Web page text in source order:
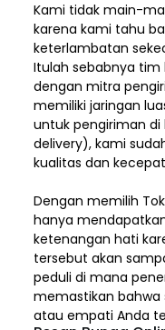
Kami tidak main-
karena kami tahu
keterlambatan
Itulah sebabnya tim
dengan mitra
memiliki jaringan
untuk pengiriman
delivery), kami
kualitas dan
Dengan memilih
hanya
ketenangan hati
tersebut akan
peduli di mana
memastikan bahwa
atau empati Anda